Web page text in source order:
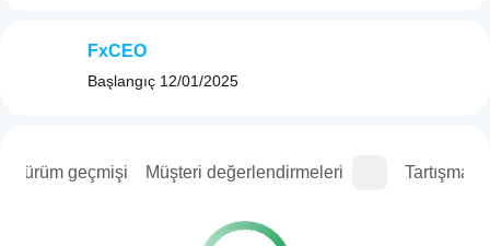
Sürüm geçmişi Müşteri değerlendirmeleri Tartışma
FxCEO
Başlangıç 12/01/2025